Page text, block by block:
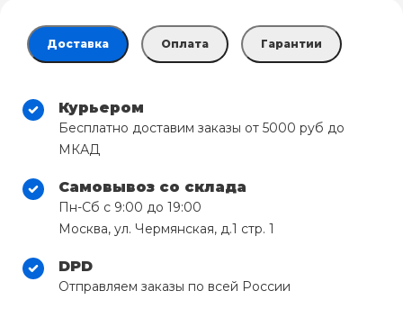
Доставка Оплата Гарантии
Курьером
Бесплатно доставим заказы от 5000 руб до
МКАД
Самовывоз со склада
Пн-Сб с 9:00 до 19:00
Москва, ул. Чермянская, д.1 стр. 1
DPD
Отправляем заказы по всей России